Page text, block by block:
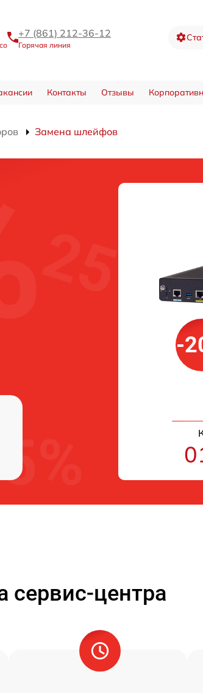
+7 (861) 212-36-12
Горячая линия
Контакты Отзывы
Замена шлейфов
-
сервис-центра